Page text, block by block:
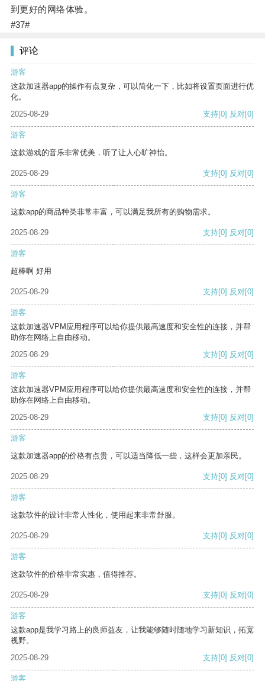
到更好的网络体验。
#37#
评论
游客
这款加速器app的操作有点复杂，可以简化一下，比如将设置页面进行优
化。
2025-08-29
支持[0] 反对[0]
游客
这款游戏的音乐非常优美，听了让人心旷神怡。
2025-08-29 支持[0] 反对[0]
游客
这款app的商品种类非常丰富，可以满足我所有的购物需求。
2025-08-29 支持[0] 反对[0]
游客
超棒啊 好用
2025-08-29 支持[0] 反对[0]
游客
这款加速器VPM应用程序可以给你提供最高速度和安全性的连接，并帮
助你在网络上自由移动。
2025-08-29
支持[0] 反对[0]
游客
这款加速器VPM应用程序可以给你提供最高速度和安全性的连接，并帮
助你在网络上自由移动。
2025-08-29
支持[0] 反对[0]
游客
这款加速器app的价格有点贵，可以适当降低一些，这样会更加亲民。
2025-08-29 支持[0] 反对[0]
游客
这款软件的设计非常人性化，使用起来非常舒服。
2025-08-29 支持[0] 反对[0]
游客
这款软件的价格非常实惠，值得推荐。
2025-08-29 支持[0] 反对[0]
游客
这款app是我学习路上的良师益友，让我能够随时随地学习新知识，拓宽
视野。
2025-08-29
支持[0] 反对[0]
游客